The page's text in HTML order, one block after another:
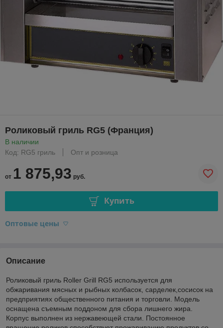
Роликовый гриль RG5 (Франция)
В наличии
Код: RG5 гриль
Опт и розница
от 1 875,93 руб.
Купить
Оптовые цены
Описание
Роликовый гриль Roller Grill RG5 используется для
обжаривания мясных и рыбных колбасок, сарделек,сосисок на
предприятиях общественного питания и торговли. Модель
оснащена съемным поддоном для сбора лишнего жира.
Корпус выполнен из нержавеющей стали. Постоянное